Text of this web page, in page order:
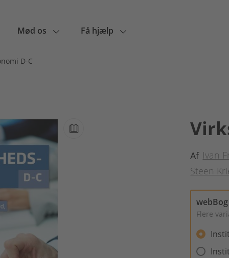
Mød os Få hjælp
D-C
Af Ivan
Steen
webBog
Flere